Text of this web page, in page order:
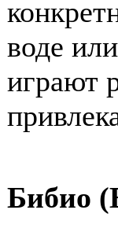
воде
играют
Бибио